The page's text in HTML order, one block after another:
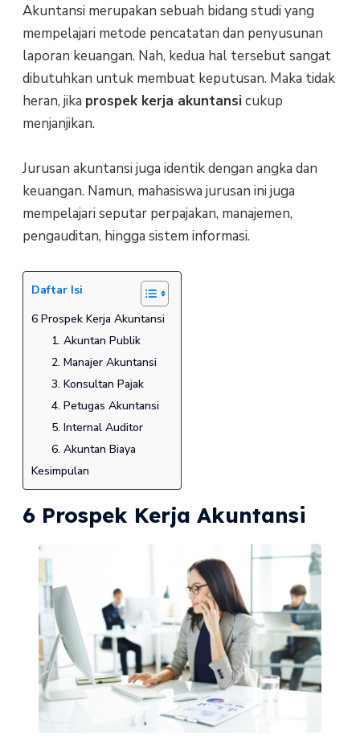
Akuntansi merupakan sebuah bidang studi yang
mempelajari metode pencatatan dan penyusunan
laporan keuangan. Nah, kedua hal tersebut sangat
dibutuhkan untuk membuat keputusan. Maka tidak
heran, jika prospek kerja akuntansicukup
menjanjikan.
Jurusan akuntansi juga identik dengan angka dan
keuangan. Namun, mahasiswa jurusan ini juga
mempelajari seputar perpajakan, manajemen,
pengauditan, hingga sistem informasi.
Daftar Isi
6 Prospek Kerja Akuntansi
1. Akuntan Publik
2. Manajer Akuntansi
3. Konsultan Pajak
4. Petugas Akuntansi
5. Internal Auditor
6. Akuntan Biaya
Kesimpulan
6 Prospek Kerja Akuntansi